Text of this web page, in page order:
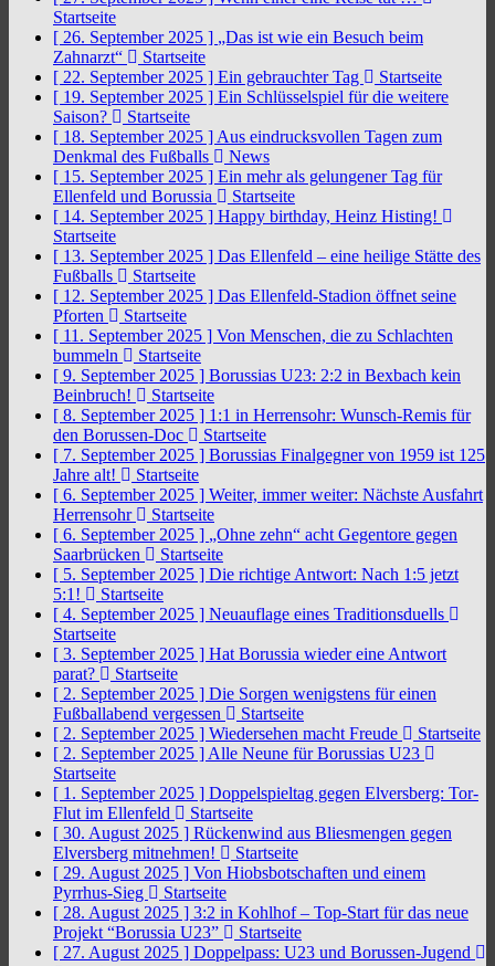
Startseite
[ 26. September 2025 ] „Das ist wie ein Besuch beim
Zahnarzt“
Startseite
[ 22. September 2025 ] Ein gebrauchter Tag
Startseite
[ 19. September 2025 ] Ein Schlüsselspiel für die weitere
Saison?
Startseite
[ 18. September 2025 ] Aus eindrucksvollen Tagen zum
Denkmal des Fußballs
News
[ 15. September 2025 ] Ein mehr als gelungener Tag für
Ellenfeld und Borussia
Startseite
[ 14. September 2025 ] Happy birthday, Heinz Histing!
Startseite
[ 13. September 2025 ] Das Ellenfeld – eine heilige Stätte des
Fußballs
Startseite
[ 12. September 2025 ] Das Ellenfeld-Stadion öffnet seine
Pforten
Startseite
[ 11. September 2025 ] Von Menschen, die zu Schlachten
bummeln
Startseite
[ 9. September 2025 ] Borussias U23: 2:2 in Bexbach kein
Beinbruch!
Startseite
[ 8. September 2025 ] 1:1 in Herrensohr: Wunsch-Remis für
den Borussen-Doc
Startseite
[ 7. September 2025 ] Borussias Finalgegner von 1959 ist 125
Jahre alt!
Startseite
[ 6. September 2025 ] Weiter, immer weiter: Nächste Ausfahrt
Herrensohr
Startseite
[ 6. September 2025 ] „Ohne zehn“ acht Gegentore gegen
Saarbrücken
Startseite
[ 5. September 2025 ] Die richtige Antwort: Nach 1:5 jetzt
5:1!
Startseite
[ 4. September 2025 ] Neuauflage eines Traditionsduells
Startseite
[ 3. September 2025 ] Hat Borussia wieder eine Antwort
parat?
Startseite
[ 2. September 2025 ] Die Sorgen wenigstens für einen
Fußballabend vergessen
Startseite
[ 2. September 2025 ] Wiedersehen macht Freude
Startseite
[ 2. September 2025 ] Alle Neune für Borussias U23
Startseite
[ 1. September 2025 ] Doppelspieltag gegen Elversberg: Tor-
Flut im Ellenfeld
Startseite
[ 30. August 2025 ] Rückenwind aus Bliesmengen gegen
Elversberg mitnehmen!
Startseite
[ 29. August 2025 ] Von Hiobsbotschaften und einem
Pyrrhus-Sieg
Startseite
[ 28. August 2025 ] 3:2 in Kohlhof – Top-Start für das neue
Projekt “Borussia U23”
Startseite
[ 27. August 2025 ] Doppelpass: U23 und Borussen-Jugend